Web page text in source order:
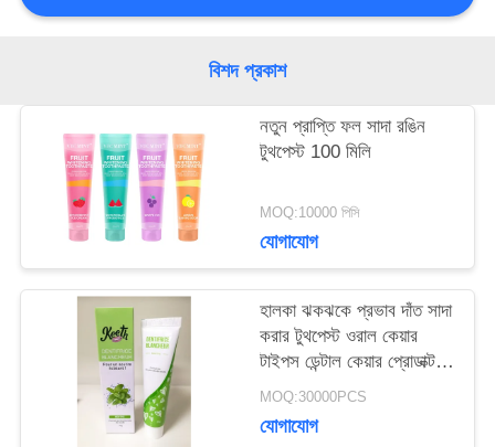
আবেদন
সাইটম্যাপ
গোপনীয়তা
বিশদ প্রকাশ
নতুন প্রাপ্তি ফল সাদা রঙিন
টুথপেস্ট 100 মিলি
MOQ:10000 পিসি
যোগাযোগ
হালকা ঝকঝকে প্রভাব দাঁত সাদা
করার টুথপেস্ট ওরাল কেয়ার
টাইপস ডেন্টাল কেয়ার প্রোডাক্ট
৫০ গ্রাম
MOQ:30000PCS
যোগাযোগ